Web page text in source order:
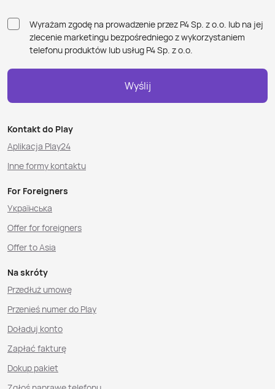
Wyrażam zgodę na prowadzenie przez P4 Sp. z o.o. lub na jej
zlecenie marketingu bezpośredniego z wykorzystaniem
telefonu produktów lub usług P4 Sp. z o.o.
Wyślij
Kontakt do Play
Aplikacja Play24
Inne formy kontaktu
For Foreigners
Українська
Offer for foreigners
Offer to Asia
Na skróty
Przedłuż umowę
Przenieś numer do Play
Doładuj konto
Zapłać fakturę
Dokup pakiet